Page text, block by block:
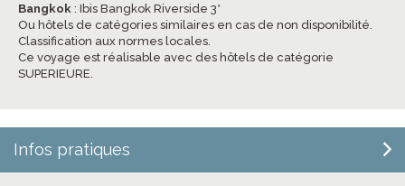
Bangkok : Ibis Bangkok Riverside 3*
Ou hôtels de catégories similaires en cas de non disponibilité.
Classification aux normes locales.
Ce voyage est réalisable avec des hôtels de catégorie
SUPERIEURE.
Infos pratiques